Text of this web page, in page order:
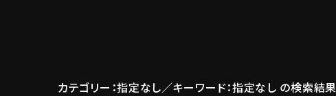
カテゴリー：指定なし／キーワード：指定なし の検索結果